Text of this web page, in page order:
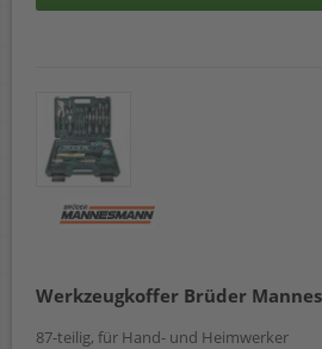
Werkzeugkoffer Brüder
87-teilig, für Hand- und Heimwerker